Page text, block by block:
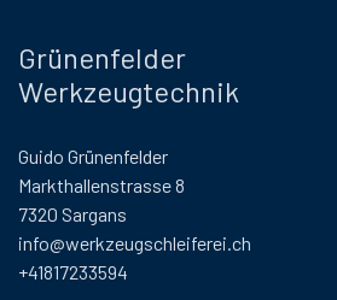
Grünenfelder
Werkzeugtechnik
Guido Grünenfelder
Markthallenstrasse 8
7320 Sargans
info@werkzeugschleiferei.ch
+41817233594